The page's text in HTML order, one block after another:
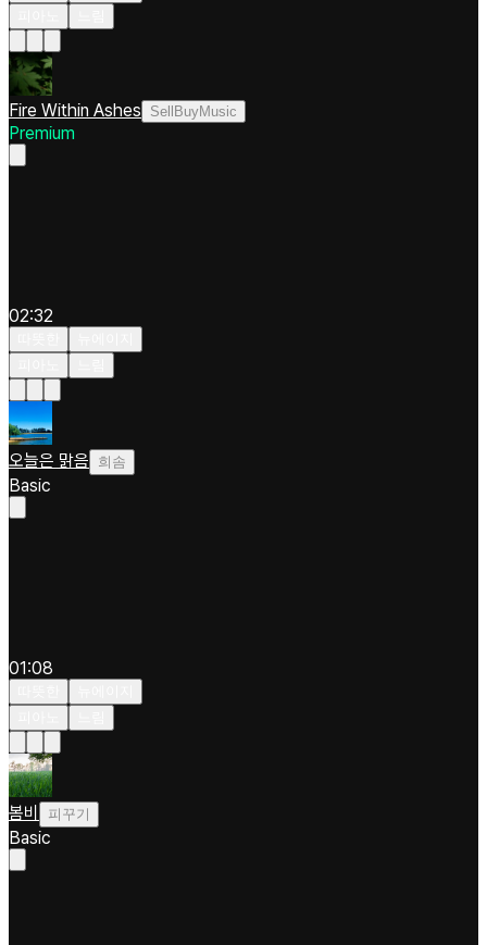
Fire Within Ashes SellBuyMusic
Premium
02:32
오늘은 맑음 희솜
Basic
01:08
봄비 피꾸기
Basic